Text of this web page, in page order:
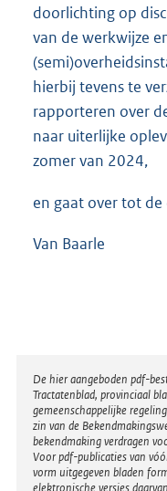
doorlichting op
van de werkwijze
hierbij tevens te
rapporteren over
naar uiterlijke
zomer van 2024,
en gaat over tot
Van Baarle
Disclaimer
De hier aangeboden pdf-
Tractatenblad, provinciaal
gemeenschappelijke
zin van de
bekendmaking verdragen
Voor pdf-publicaties van
vorm uitgegeven bladen
elektronische versies